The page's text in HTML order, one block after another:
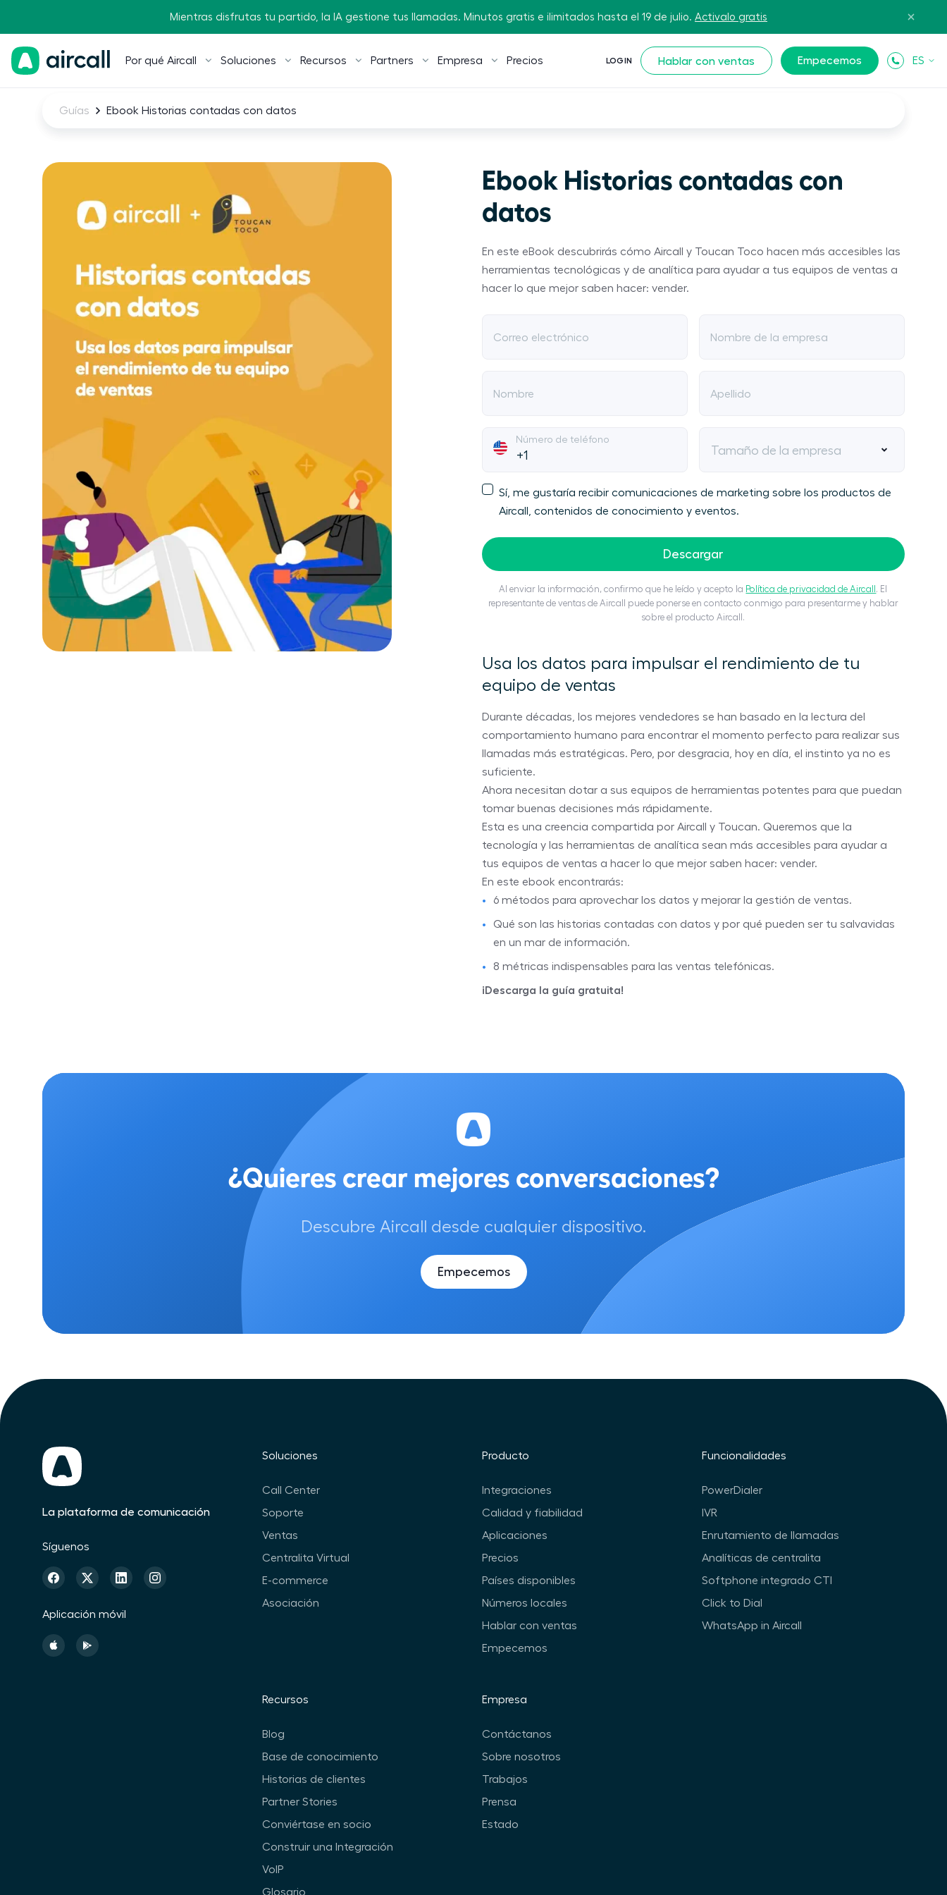
Mientras disfrutas tu partido, la IA gestione tus llamadas. Minutos gratis e ilimitados hasta el 19 de julio. Activalo gratis
Por qué Aircall Soluciones Recursos Partners Empresa Precios LOGIN Hablar con ventas Empecemos ES
Guías Ebook Historias contadas con datos
Ebook Historias contadas con
datos
En este eBook descubrirás cómo Aircall y Toucan Toco hacen más accesibles las
herramientas tecnológicas y de analítica para ayudar a tus equipos de ventas a
hacer lo que mejor saben hacer: vender.
Usa los datos para impulsar el rendimiento de tu
equipo de ventas
Durante décadas, los mejores vendedores se han basado en la lectura del
comportamiento humano para encontrar el momento perfecto para realizar sus
llamadas más estratégicas. Pero, por desgracia, hoy en día, el instinto ya no es
suficiente.
Ahora necesitan dotar a sus equipos de herramientas potentes para que puedan
tomar buenas decisiones más rápidamente.
Esta es una creencia compartida por Aircall y Toucan. Queremos que la
tecnología y las herramientas de analítica sean más accesibles para ayudar a
tus equipos de ventas a hacer lo que mejor saben hacer: vender.
En este ebook encontrarás:
6 métodos para aprovechar los datos y mejorar la gestión de ventas.
Qué son las historias contadas con datos y por qué pueden ser tu salvavidas
en un mar de información.
8 métricas indispensables para las ventas telefónicas.
¡Descarga la guía gratuita!
Correo electrónico Nombre de la empresa
Nombre Apellido
Número de teléfono
Tamaño de la empresa
Sí, me gustaría recibir comunicaciones de marketing sobre los productos de
Aircall, contenidos de conocimiento y eventos.
Descargar
Al enviar la información, confirmo que he leído y acepto la Política de privacidad de Aircall . El
representante de ventas de Aircall puede ponerse en contacto conmigo para presentarme y hablar
sobre el producto Aircall.
¿Quieres crear mejores conversaciones?
Descubre Aircall desde cualquier dispositivo.
Empecemos
La plataforma de comunicación
Síguenos
Aplicación móvil
Soluciones
Call Center
Soporte
Ventas
Centralita Virtual
E-commerce
Asociación
Producto
Integraciones
Calidad y fiabilidad
Aplicaciones
Precios
Países disponibles
Números locales
Hablar con ventas
Empecemos
Funcionalidades
PowerDialer
IVR
Enrutamiento de llamadas
Analíticas de centralita
Softphone integrado CTI
Click to Dial
WhatsApp in Aircall
Recursos
Blog
Base de conocimiento
Historias de clientes
Partner Stories
Conviértase en socio
Construir una Integración
VoIP
Glosario
Empresa
Contáctanos
Sobre nosotros
Trabajos
Prensa
Estado